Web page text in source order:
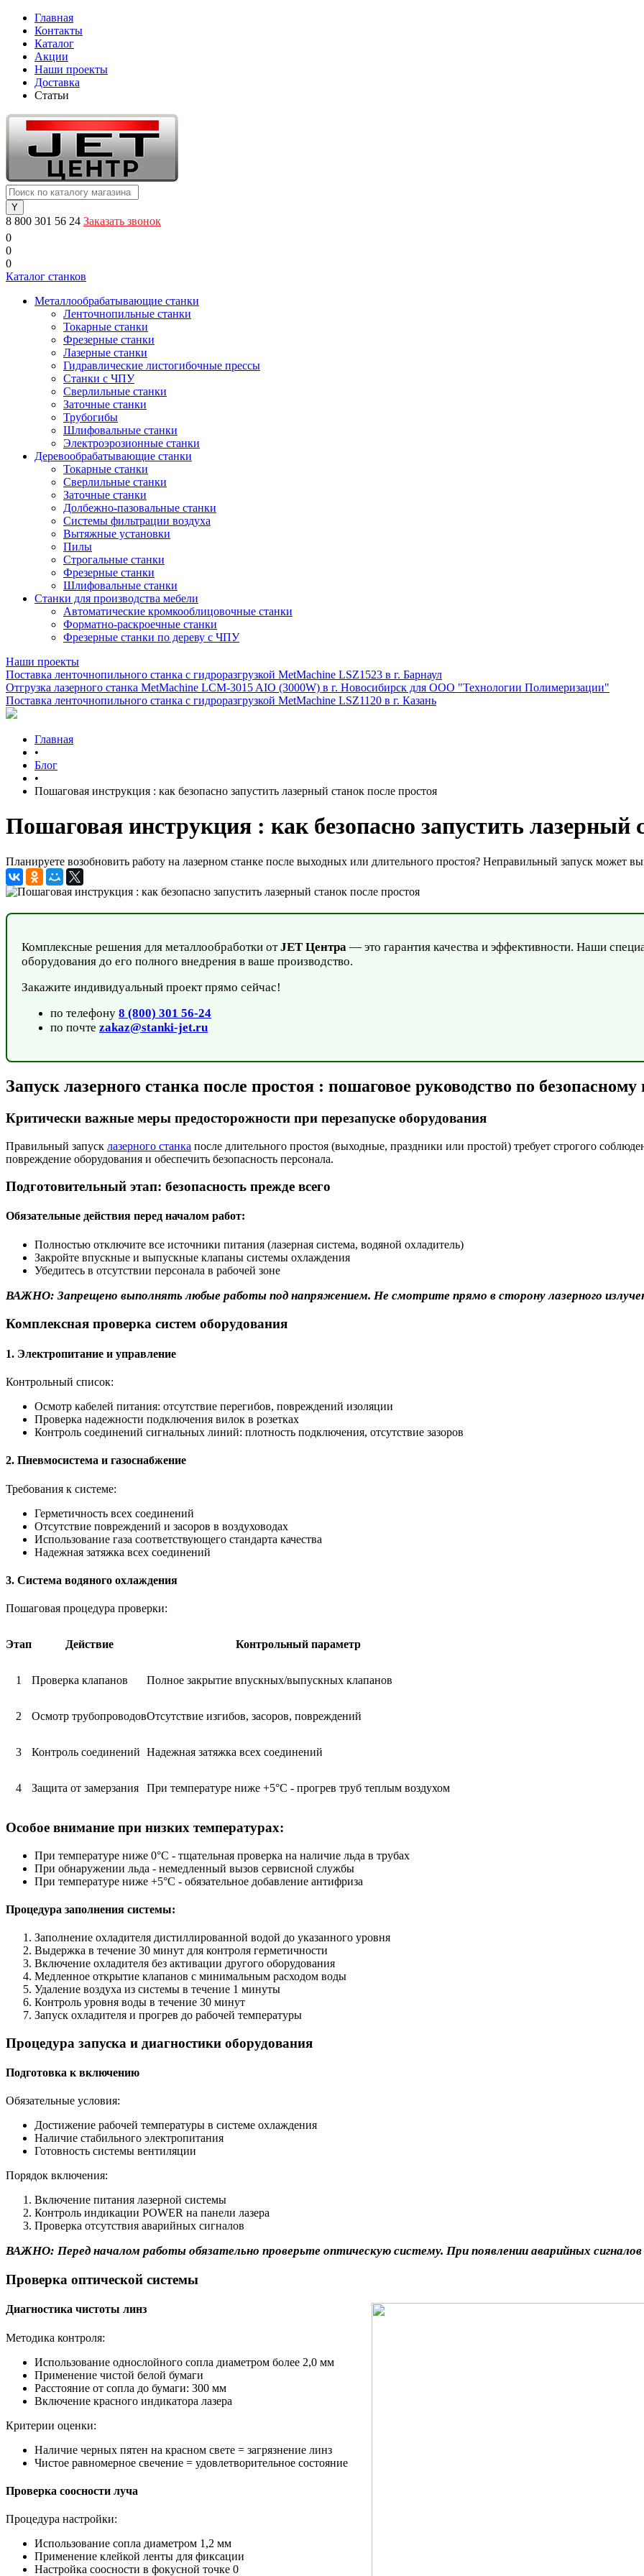
Главная
Контакты
Каталог
Акции
Наши проекты
Доставка
Статьи
8 800 301 56 24 Заказать звонок
0
0
0
Каталог станков
Металлообрабатывающие станки
Ленточнопильные станки
Токарные станки
Фрезерные станки
Лазерные станки
Гидравлические листогибочные прессы
Станки с ЧПУ
Сверлильные станки
Заточные станки
Трубогибы
Шлифовальные станки
Электроэрозионные станки
Деревообрабатывающие станки
Токарные станки
Сверлильные станки
Заточные станки
Долбежно-пазовальные станки
Системы фильтрации воздуха
Вытяжные установки
Пилы
Строгальные станки
Фрезерные станки
Шлифовальные станки
Станки для производства мебели
Автоматические кромкооблицовочные станки
Форматно-раскроечные станки
Фрезерные станки по дереву с ЧПУ
Наши проекты
Поставка ленточнопильного станка c гидроразгрузкой MetMachine LSZ1523 в г. Барнаул
Отгрузка лазерного станка MetMachine LCM-3015 AIO (3000W) в г. Новосибирск для ООО "Технологии Полимеризации"
Поставка ленточнопильного станка c гидроразгрузкой MetMachine LSZ1120 в г. Казань
Главная
•
Блог
•
Пошаговая инструкция : как безопасно запустить лазерный станок после простоя
Пошаговая инструкция : как безопасно запустить лазерный
Планируете возобновить работу на лазерном станке после выходных или длительного простоя? Неправильный запуск может
Комплексные решения для металлообработки отJET Центра — это гарантия качества и эффективности. Наши
оборудования до его полного внедрения в ваше производство.
Закажите индивидуальный проект прямо сейчас!
по телефону 8 (800) 301 56-24
по почте zakaz@stanki-jet.ru
Запуск лазерного станка после простоя : пошаговое руководство по
Критически важные меры предосторожности при перезапуске оборудования
Правильный запуск лазерного станка после длительного простоя (выходные, праздники или простой) требует строгого
повреждение оборудования и обеспечить безопасность персонала.
Подготовительный этап: безопасность прежде всего
Обязательные действия перед началом работ:
Полностью отключите все источники питания (лазерная система, водяной охладитель)
Закройте впускные и выпускные клапаны системы охлаждения
Убедитесь в отсутствии персонала в рабочей зоне
ВАЖНО: Запрещено выполнять любые работы под напряжением. Не смотрите прямо в сторону лазерного
Комплексная проверка систем оборудования
1. Электропитание и управление
Контрольный список:
Осмотр кабелей питания: отсутствие перегибов, повреждений изоляции
Проверка надежности подключения вилок в розетках
Контроль соединений сигнальных линий: плотность подключения, отсутствие зазоров
2. Пневмосистема и газоснабжение
Требования к системе:
Герметичность всех соединений
Отсутствие повреждений и засоров в воздуховодах
Использование газа соответствующего стандарта качества
Надежная затяжка всех соединений
3. Система водяного охлаждения
Пошаговая процедура проверки:
Этап Действие Контрольный параметр
1 Проверка клапанов Полное закрытие впускных/выпускных клапанов
2 Осмотр трубопроводовОтсутствие изгибов, засоров, повреждений
3 Контроль соединений Надежная затяжка всех соединений
4 Защита от замерзания При температуре ниже +5°C - прогрев труб теплым воздухом
Особое внимание при низких температурах:
При температуре ниже 0°C - тщательная проверка на наличие льда в трубах
При обнаружении льда - немедленный вызов сервисной службы
При температуре ниже +5°C - обязательное добавление антифриза
Процедура заполнения системы:
Заполнение охладителя дистиллированной водой до указанного уровня
Выдержка в течение 30 минут для контроля герметичности
Включение охладителя без активации другого оборудования
Медленное открытие клапанов с минимальным расходом воды
Удаление воздуха из системы в течение 1 минуты
Контроль уровня воды в течение 30 минут
Запуск охладителя и прогрев до рабочей температуры
Процедура запуска и диагностики оборудования
Подготовка к включению
Обязательные условия:
Достижение рабочей температуры в системе охлаждения
Наличие стабильного электропитания
Готовность системы вентиляции
Порядок включения:
Включение питания лазерной системы
Контроль индикации POWER на панели лазера
Проверка отсутствия аварийных сигналов
ВАЖНО: Перед началом работы обязательно проверьте оптическую систему. При появлении аварийных
Проверка оптической системы
Диагностика чистоты линз
Методика контроля:
Использование однослойного сопла диаметром более 2,0 мм
Применение чистой белой бумаги
Расстояние от сопла до бумаги: 300 мм
Включение красного индикатора лазера
Критерии оценки:
Наличие черных пятен на красном свете = загрязнение линз
Чистое равномерное свечение = удовлетворительное состояние
Проверка соосности луча
Процедура настройки:
Использование сопла диаметром 1,2 мм
Применение клейкой ленты для фиксации
Настройка соосности в фокусной точке 0